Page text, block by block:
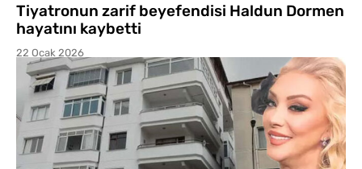
Tiyatronun zarif beyefendisi Haldun Dormen
hayatını kaybetti
22 Ocak 2026